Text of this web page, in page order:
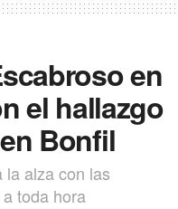
en
el hallazgo
Bonfil
la alza con las
toda hora